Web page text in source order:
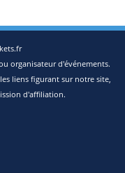
organisateur d'événements.
liens figurant sur notre site,
d'affiliation.